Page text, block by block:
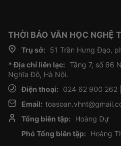
THỜI BÁO VĂN HỌC NGHỆ
Trụ sở:
51 Trần Hưng Đạo,
* Địa chỉ liên lạc: Tầng 7, số 66
Nghĩa Đô, Hà Nội.
Điện thoại:
024 62 900 262
Email:
Tổng biên tập:
Hoàng Dự
Phó Tổng biên tập:
Hoàng